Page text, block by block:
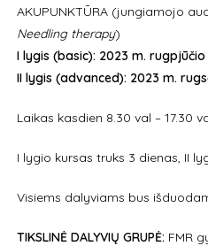
AKUPUNKTŪRA (jungiamojo
Needling therapy)
I lygis (basic): 2023 m.
II lygis (advanced): 2023 m.
Laikas kasdien 8.30 val – 17.30
I lygio kursas truks 3 dienas, II
Visiems dalyviams bus
TIKSLINĖ DALYVIŲ GRUPĖ: FMR